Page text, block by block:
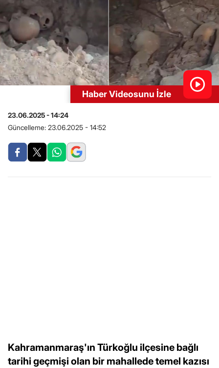
Haber Videosunu İzle
23.06.2025 - 14:24
Güncelleme: 23.06.2025 - 14:52
Kahramanmaraş'ın Türkoğlu ilçesine bağlı
tarihi geçmişi olan bir mahallede temel kazısı